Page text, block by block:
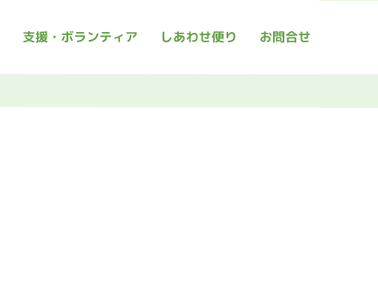
支援・ボランティア しあわせ便り お問合せ